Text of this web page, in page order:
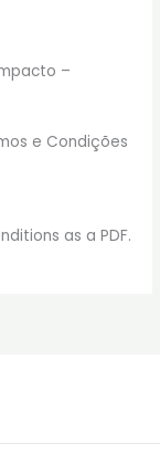
–
e Condições
as a PDF.